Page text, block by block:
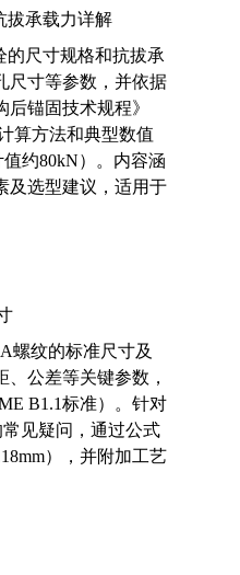
拔承载力详解
的尺寸规格和抗拔承
尺寸等参数，并依据
锚固技术规程》
算方法和典型数值
值约80kN）。内容涵
及选型建议，适用于
螺纹的标准尺寸及
公差等关键参数，
B1.1标准）。针对
见疑问，通过公式
），并附加工艺